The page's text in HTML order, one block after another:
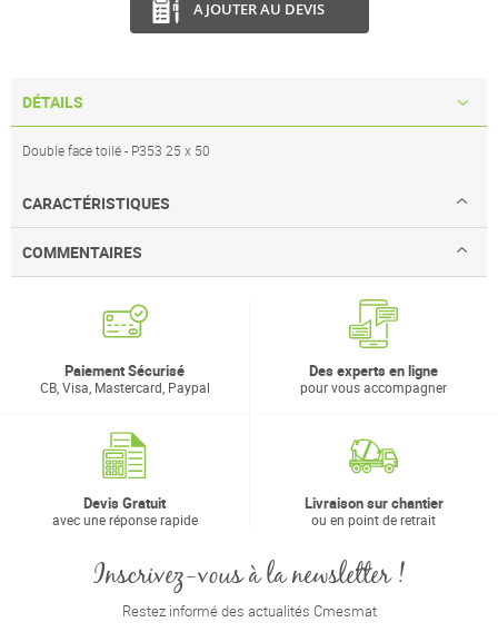
AJOUTER AU DEVIS
DÉTAILS
Double face toilé - P353 25 x 50
CARACTÉRISTIQUES
COMMENTAIRES
Paiement Sécurisé
CB, Visa, Mastercard, Paypal
Des experts en ligne
pour vous accompagner
Devis Gratuit
avec une réponse rapide
Livraison sur chantier
ou en point de retrait
Inscrivez-vous à la newsletter !
Restez informé des actualités Cmesmat